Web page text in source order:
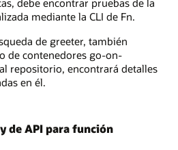
mediante la CLI de Fn.
de greeter, también
de contenedores go-on-
repositorio, encontrará detalles
en él.
de API para función